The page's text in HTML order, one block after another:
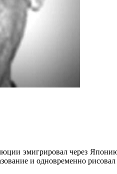
эмигрировал через
и одновременно